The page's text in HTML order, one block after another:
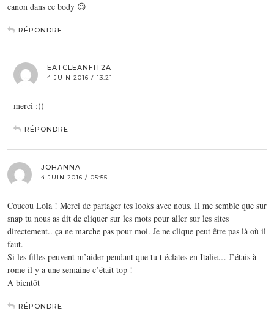
canon dans ce body 😉
RÉPONDRE
EATCLEANFIT2A
4 JUIN 2016 / 13:21
merci :))
RÉPONDRE
JOHANNA
4 JUIN 2016 / 05:55
Coucou Lola ! Merci de partager tes looks avec nous. Il me semble que sur
snap tu nous as dit de cliquer sur les mots pour aller sur les sites
directement.. ça ne marche pas pour moi. Je ne clique peut être pas là où il
faut.
Si les filles peuvent m’aider pendant que tu t éclates en Italie… J’étais à
rome il y a une semaine c’était top !
A bientôt
RÉPONDRE